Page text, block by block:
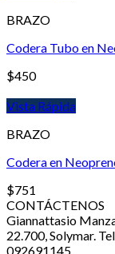
BRAZO
Codera Tubo en
$450
Vista Rápida
BRAZO
Codera en
$751
CONTÁCTENOS
Giannattasio
22.700, Solymar.
092691145